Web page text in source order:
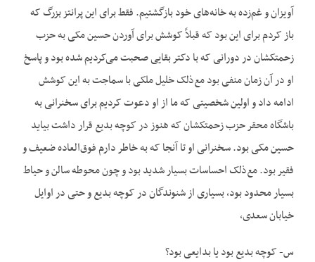
آویزان و غم‌زده به خانه‌های خود بازگشتیم. فقط برای این پرانتز بزرگ که
باز کردم برای این بود که قبلاً کوشش برای آوردن حسین مکی به حزب
زحمتکشان در دورانی که با دکتر بقایی صحبت می‌کردیم شده بود و پاسخ
او در آن زمان منفی بود مع‌‌ذلک خلیل ملکی با سماجت به این کوشش
ادامه داد و اولین شخصیتی که ما از او دعوت کردیم برای سخنرانی به
باشگاه محقر حزب زحمتکشان که هنوز در کوچه بدیع قرار داشت بیاید
حسین مکی بود. سخنرانی او تا آنجا که به خاطر دارم فوق‌العاده ضعیف و
فقیر بود. مع‌ذلک احساسات بسیار شدید بود و چون محوطه سالن و حیاط
بسیار محدود بود، بسیاری از شنوندگان در کوچه بدیع و حتی در اوایل
خیابان سعدی،
س- کوچه بدیع بود یا بدایعی بود؟